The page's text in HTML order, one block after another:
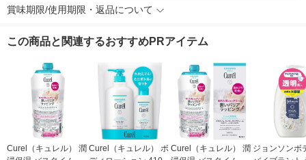
賞味期限/使用期限・返品について
この商品と関連するおすすめPRアイテム
Curel（キュレル） 潤 Curel（キュレル） ボ Curel（キュレル） 潤 ジョンソンボ